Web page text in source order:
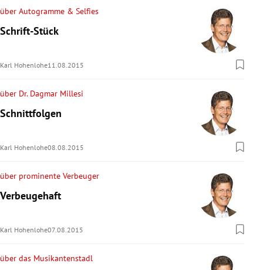
über Autogramme & Selfies
Schrift-Stück
Karl Hohenlohe11.08.2015
über Dr. Dagmar Millesi
Schnittfolgen
Karl Hohenlohe08.08.2015
über prominente Verbeuger
Verbeugehaft
Karl Hohenlohe07.08.2015
über das Musikantenstadl